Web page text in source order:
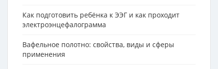
Как подготовить ребёнка к ЭЭГ и как проходит
электроэнцефалограмма
Вафельное полотно: свойства, виды и сферы
применения